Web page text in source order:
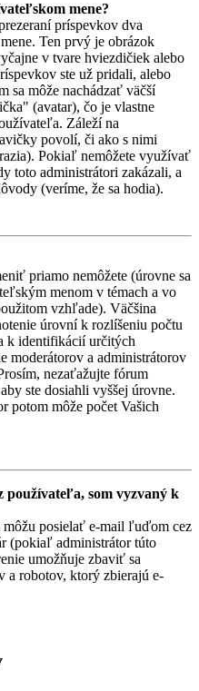
mene?
príspevkov dva
Ten prvý je obrázok
v tvare hviezdičiek alebo
ste už pridali, alebo
sa môže nachádzať väčší
(avatar), čo je vlastne
Záleží na
povolí, či ako s nimi
Pokiaľ nemôžete využívať
toto administrátori zakázali, a
(veríme, že sa hodia).
priamo nemôžete (úrovne sa
menom v témach a vo
vzhľade). Väčšina
úrovní k rozlíšeniu počtu
k identifikácií určitých
moderátorov a administrátorov
nezaťažujte fórum
ste dosiahli vyššej úrovne.
potom môže počet Vašich
som vyzvaný k
posielať e-mail ľuďom cez
(pokiaľ administrátor túto
umožňuje zbaviť sa
a robotov, ktorý zbierajú e-